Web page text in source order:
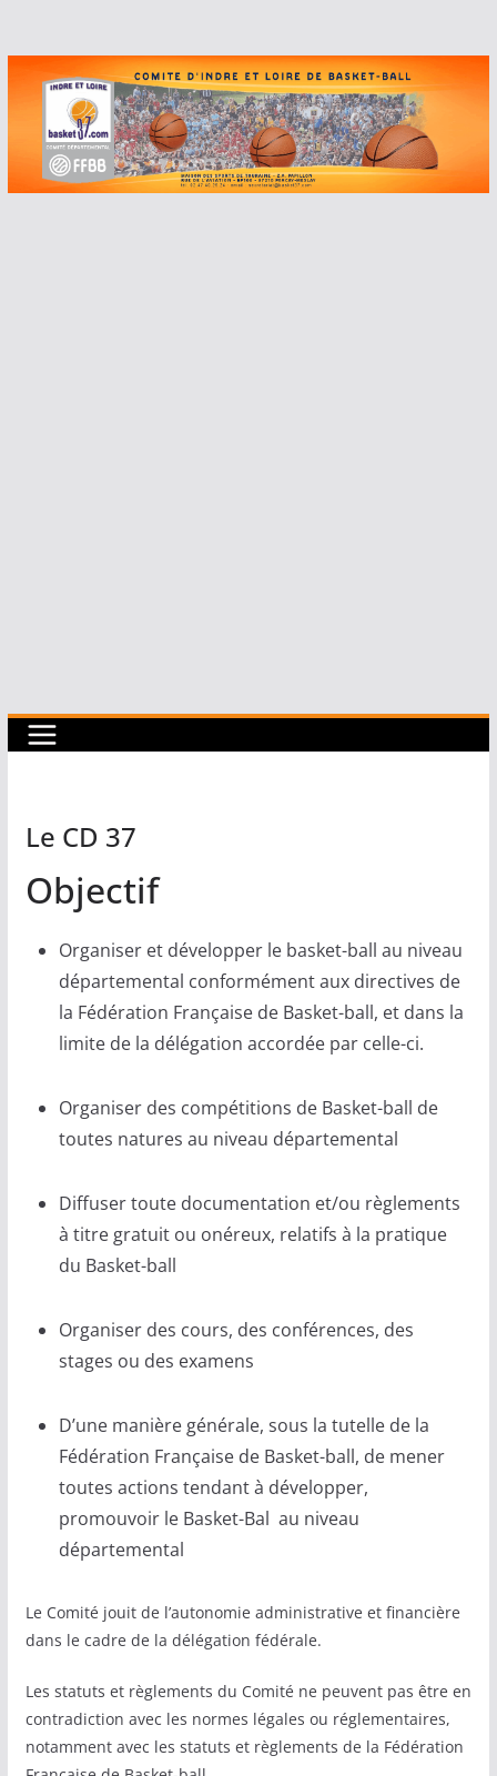
au
contenu
Le CD 37
Objectif
Organiser et développer le basket-ball au niveau
départemental conformément aux directives de
la Fédération Française de Basket-ball, et dans la
limite de la délégation accordée par celle-ci.
Organiser des compétitions de Basket-ball de
toutes natures au niveau départemental
Diffuser toute documentation et/ou règlements
à titre gratuit ou onéreux, relatifs à la pratique
du Basket-ball
Organiser des cours, des conférences, des
stages ou des examens
D’une manière générale, sous la tutelle de la
Fédération Française de Basket-ball, de mener
toutes actions tendant à développer,
promouvoir le Basket-Bal au niveau
départemental
Le Comité jouit de l’autonomie administrative et financière
dans le cadre de la délégation fédérale.
Les statuts et règlements du Comité ne peuvent pas être en
contradiction avec les normes légales ou réglementaires,
notamment avec les statuts et règlements de la Fédération